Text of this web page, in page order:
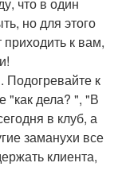
что в один
но для этого
к вам,
Подогревайте к
"как дела? ", "В
в клуб, а
заманухи все
клиента,